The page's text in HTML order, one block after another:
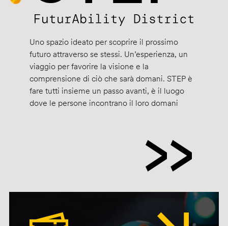
Uno spazio ideato per scoprire il prossimo
futuro attraverso se stessi. Un’esperienza, un
viaggio per favorire la visione e la
comprensione di ciò che sarà domani. STEP è
fare tutti insieme un passo avanti, è il luogo
dove le persone incontrano il loro domani